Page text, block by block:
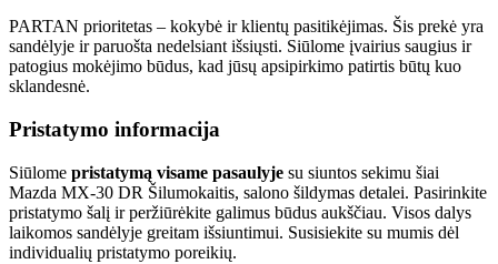
PARTAN prioritetas – kokybė ir klientų pasitikėjimas. Šis prekė yra
sandėlyje ir paruošta nedelsiant išsiųsti. Siūlome įvairius saugius ir
patogius mokėjimo būdus, kad jūsų apsipirkimo patirtis būtų kuo
sklandesnė.
Pristatymo informacija
Siūlome pristatymą visame pasaulyje su siuntos sekimu šiai
Mazda MX-30 DR Šilumokaitis, salono šildymas detalei. Pasirinkite
pristatymo šalį ir peržiūrėkite galimus būdus aukščiau. Visos dalys
laikomos sandėlyje greitam išsiuntimui. Susisiekite su mumis dėl
individualių pristatymo poreikių.